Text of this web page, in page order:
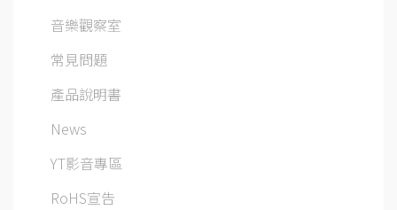
音樂觀察室
常見問題
產品說明書
News
YT影音專區
RoHS宣告